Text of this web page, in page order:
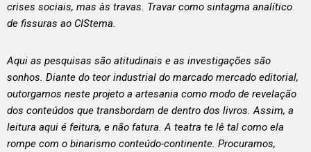
crises sociais, mas às travas. Travar como sintagma analítico
de fissuras ao CIStema.
Aqui as pesquisas são atitudinais e as investigações são
sonhos. Diante do teor industrial do marcado mercado editorial,
outorgamos neste projeto a artesania como modo de revelação
dos conteúdos que transbordam de dentro dos livros. Assim, a
leitura aqui é feitura, e não fatura. A teatra te lê tal como ela
rompe com o binarismo conteúdo-continente. Procuramos,